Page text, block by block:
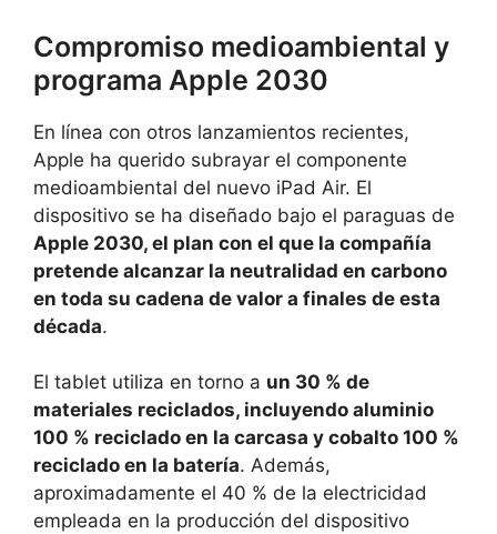
Compromiso medioambiental y
programa Apple 2030
En línea con otros lanzamientos recientes,
Apple ha querido subrayar el componente
medioambiental del nuevo iPad Air. El
dispositivo se ha diseñado bajo el paraguas de
Apple 2030, el plan con el que la compañía
pretende alcanzar la neutralidad en carbono
en toda su cadena de valor a finales de esta
década.
El tablet utiliza en torno a un 30 % de
materiales reciclados, incluyendo aluminio
100 % reciclado en la carcasa y cobalto 100 %
reciclado en la batería. Además,
aproximadamente el 40 % de la electricidad
empleada en la producción del dispositivo